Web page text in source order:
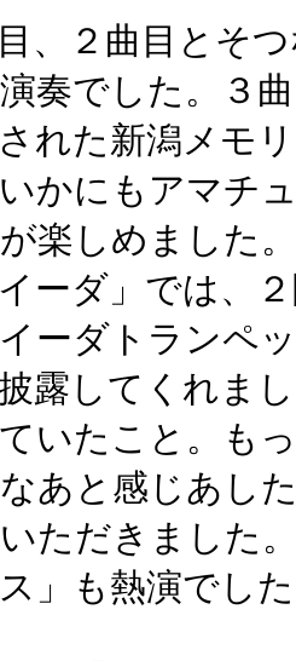
、２曲目とそ
奏でした。３
れた新潟メモ
かにもアマチ
楽しめました。
ーダ」では、
ーダトランペ
露してくれま
いたこと。も
あと感じあし
ただきました
」も熱演でし